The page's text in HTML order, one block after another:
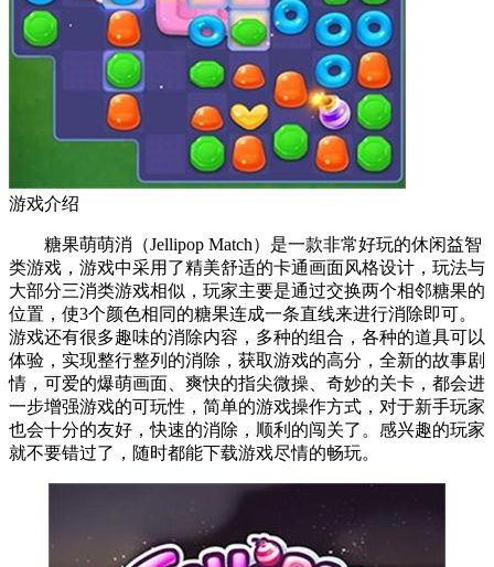
游戏介绍
糖果萌萌消（Jellipop Match）是一款非常好玩的休闲益智
类游戏，游戏中采用了精美舒适的卡通画面风格设计，玩法与
大部分三消类游戏相似，玩家主要是通过交换两个相邻糖果的
位置，使3个颜色相同的糖果连成一条直线来进行消除即可。
游戏还有很多趣味的消除内容，多种的组合，各种的道具可以
体验，实现整行整列的消除，获取游戏的高分，全新的故事剧
情，可爱的爆萌画面、爽快的指尖微操、奇妙的关卡，都会进
一步增强游戏的可玩性，简单的游戏操作方式，对于新手玩家
也会十分的友好，快速的消除，顺利的闯关了。感兴趣的玩家
就不要错过了，随时都能下载游戏尽情的畅玩。